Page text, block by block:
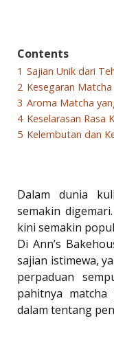
Contents
1 Sajian Unik dari
2 Kesegaran Matcha
3 Aroma Matcha
4 Keselarasan Rasa
5 Kelembutan dan
Dalam dunia
semakin
kini semakin
Di Ann’s
sajian istimewa,
perpaduan
pahitnya
dalam tentang